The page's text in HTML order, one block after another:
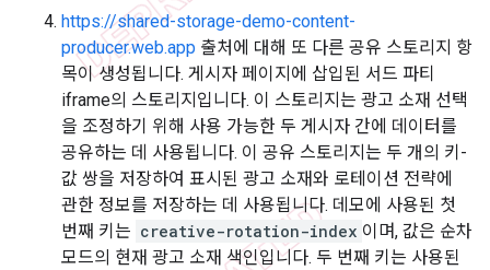
https://shared-storage-demo-content-
producer.web.app 출처에 대해 또 다른 공유 스토리지 항
목이 생성됩니다. 게시자 페이지에 삽입된 서드 파티
iframe의 스토리지입니다. 이 스토리지는 광고 소재 선택
을 조정하기 위해 사용 가능한 두 게시자 간에 데이터를
공유하는 데 사용됩니다. 이 공유 스토리지는 두 개의 키-
값 쌍을 저장하여 표시된 광고 소재와 로테이션 전략에
관한 정보를 저장하는 데 사용됩니다. 데모에 사용된 첫
번째 키는 creative-rotation-index 이며, 값은 순차
모드의 현재 광고 소재 색인입니다. 두 번째 키는 사용된